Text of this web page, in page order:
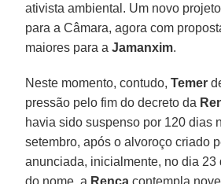
ativista ambiental. Um novo
para a Câmara, agora com
maiores para aJamanxim.
Neste momento, contudo,Temer
pressão pelo fim do decreto da
havia sido suspenso por 120 dias
setembro, após o alvoroço criado
anunciada, inicialmente, no dia 23
do nome, a Renca contempla